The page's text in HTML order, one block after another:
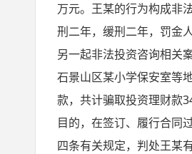
万元。王某的行为构成非
刑二年，缓刑二年，罚金
另一起非法投资咨询相关
石景山区某小学保安室等
款，共计骗取投资理财款
目的，在签订、履行合同
四条有关规定，判处王某